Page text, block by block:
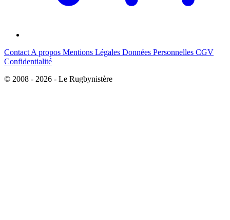
Contact A propos Mentions Légales Données Personnelles CGV
Confidentialité
© 2008 - 2026 - Le Rugbynistère